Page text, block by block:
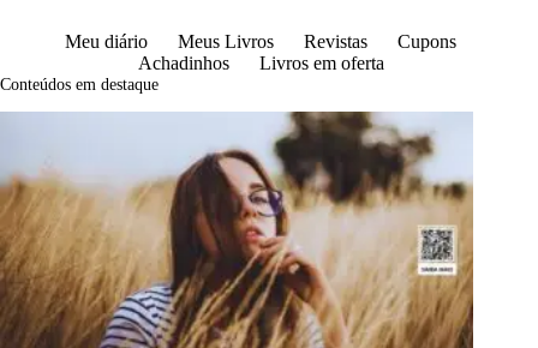
Meu diário Meus Livros Revistas
Cupons
Achadinhos
Livros em oferta
Conteúdos em destaque